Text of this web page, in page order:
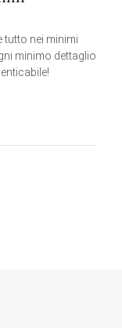
tutto nei minimi
minimo dettaglio